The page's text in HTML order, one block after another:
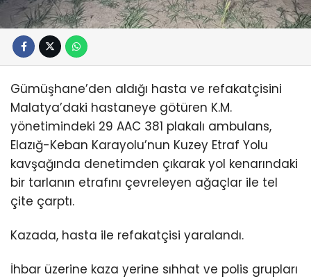
Gümüşhane’den aldığı hasta ve refakatçisini
Malatya’daki hastaneye götüren K.M.
yönetimindeki 29 AAC 381 plakalı ambulans,
Elazığ-Keban Karayolu’nun Kuzey Etraf Yolu
kavşağında denetimden çıkarak yol kenarındaki
bir tarlanın etrafını çevreleyen ağaçlar ile tel
çite çarptı.
Kazada, hasta ile refakatçisi yaralandı.
İhbar üzerine kaza yerine sıhhat ve polis grupları